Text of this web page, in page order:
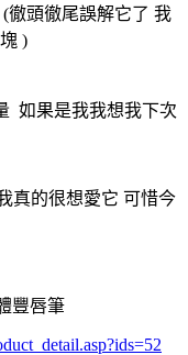
徹頭徹尾誤解它了 我
)
如果是我我想我下次
真的很想愛它 可惜今
豐唇筆